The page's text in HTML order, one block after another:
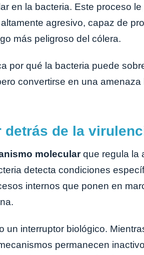
en la bacteria. Este proceso
agresivo, capaz de
más peligroso del cólera.
por qué la bacteria puede
convertirse en una amenaza
de la
molecularque regula la
detecta condiciones
internos que ponen en
un interruptor biológico.
permanecen